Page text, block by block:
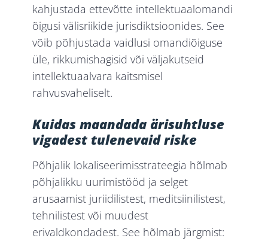
kahjustada ettevõtte intellektuaalomandi
õigusi välisriikide jurisdiktsioonides. See
võib põhjustada vaidlusi omandiõiguse
üle, rikkumishagisid või väljakutseid
intellektuaalvara kaitsmisel
rahvusvaheliselt.
Kuidas maandada ärisuhtluse
vigadest tulenevaid riske
Põhjalik lokaliseerimisstrateegia hõlmab
põhjalikku uurimistööd ja selget
arusaamist juriidilistest, meditsiinilistest,
tehnilistest või muudest
erivaldkondadest. See hõlmab järgmist: